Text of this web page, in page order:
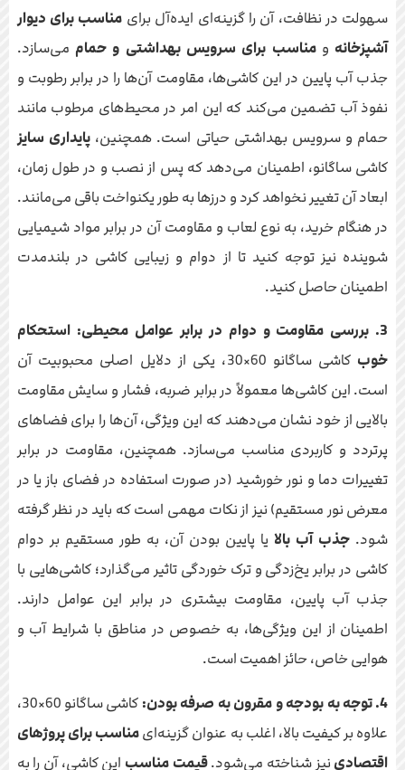
سهولت در نظافت، آن را گزینه‌ای ایده‌آل برای مناسب برای دیوار
آشپزخانه ومناسب برای سرویس بهداشتی و حمام می‌سازد.
جذب آب پایین در این کاشی‌ها، مقاومت آن‌ها را در برابر رطوبت و
نفوذ آب تضمین می‌کند که این امر در محیط‌های مرطوب مانند
حمام و سرویس بهداشتی حیاتی است. همچنین،پایداری سایز
کاشی ساگانو، اطمینان می‌دهد که پس از نصب و در طول زمان،
ابعاد آن تغییر نخواهد کرد و درزها به طور یکنواخت باقی می‌مانند.
در هنگام خرید، به نوع لعاب و مقاومت آن در برابر مواد شیمیایی
شوینده نیز توجه کنید تا از دوام و زیبایی کاشی در بلندمدت
اطمینان حاصل کنید.
3. بررسی مقاومت و دوام در برابر عوامل محیطی:
استحکام
خوب
کاشی ساگانو 60×30، یکی از دلایل اصلی محبوبیت آن
است. این کاشی‌ها معمولاً در برابر ضربه، فشار و سایش مقاومت
بالایی از خود نشان می‌دهند که این ویژگی، آن‌ها را برای فضاهای
پرتردد و کاربردی مناسب می‌سازد. همچنین، مقاومت در برابر
تغییرات دما و نور خورشید (در صورت استفاده در فضای باز یا در
معرض نور مستقیم) نیز از نکات مهمی است که باید در نظر گرفته
شود. جذب آب بالایا پایین بودن آن، به طور مستقیم بر دوام
کاشی در برابر یخ‌زدگی و ترک خوردگی تاثیر می‌گذارد؛ کاشی‌هایی با
جذب آب پایین، مقاومت بیشتری در برابر این عوامل دارند.
اطمینان از این ویژگی‌ها، به خصوص در مناطق با شرایط آب و
هوایی خاص، حائز اهمیت است.
4. توجه به بودجه و مقرون به صرفه بودن:
کاشی ساگانو 60×30،
علاوه بر کیفیت بالا، اغلب به عنوان گزینه‌ایمناسب برای پروژهای
اقتصادی نیز شناخته می‌شود.قیمت مناسب این کاشی، آن را به